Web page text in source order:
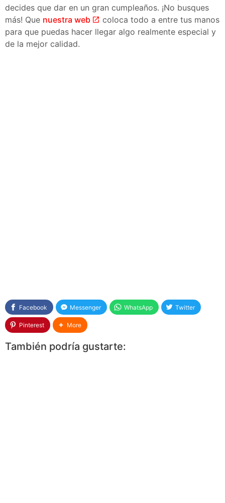
decides que dar en un gran cumpleaños. ¡No busques
más! Que nuestra web
coloca todo a entre tus manos
para que puedas hacer llegar algo realmente especial y
de la mejor calidad.
Facebook Messenger WhatsApp Twitter
Pinterest More
También podría gustarte: